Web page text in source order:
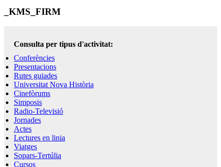
_KMS_FIRM
Consulta per tipus d'activitat:
Conferències
Presentacions
Rutes guiades
Universitat Nova Història
Cinefòrums
Simposis
Radio-Televisió
Jornades
Actes
Lectures en linia
Viatges
Sopars-Tertúlia
Cursos